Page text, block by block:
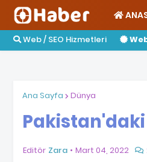
Web / SEO Hizmetleri
Ana Sayfa Dünya
Editör Zara Mart 04, 2022